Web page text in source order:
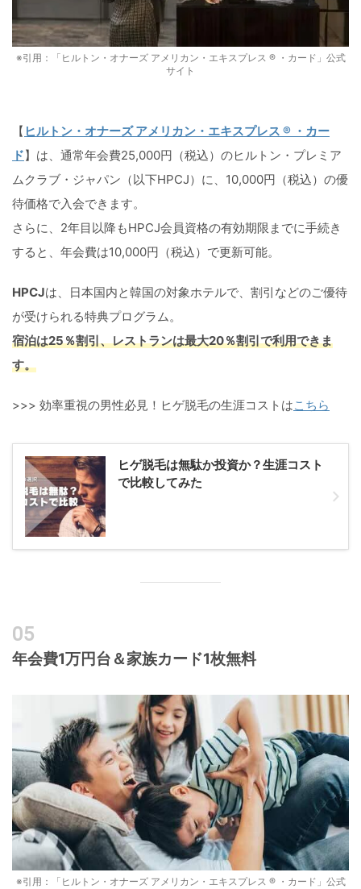
※引用：「ヒルトン・オナーズ アメリカン・エキスプレス ® ・カード」公式
サイト
【 ヒルトン・オナーズ アメリカン・エキスプレス ® ・カー
ド】は、通常年会費25,000円（税込）のヒルトン・プレミア
ムクラブ・ジャパン（以下HPCJ）に、10,000円（税込）の優
待価格で入会できます。
さらに、2年目以降もHPCJ会員資格の有効期限までに手続き
すると、年会費は10,000円（税込）で更新可能。
HPCJは、日本国内と韓国の対象ホテルで、割引などのご優待
が受けられる特典プログラム。
宿泊は25％割引、レストランは最大20％割引で利用できま
す。
>>> 効率重視の男性必見！ヒゲ脱毛の生涯コストはこちら
ヒゲ脱毛は無駄か投資か？生涯コスト
で比較してみた
年会費1万円台＆家族カード1枚無料
※引用：「ヒルトン・オナーズ アメリカン・エキスプレス ® ・カード」公式